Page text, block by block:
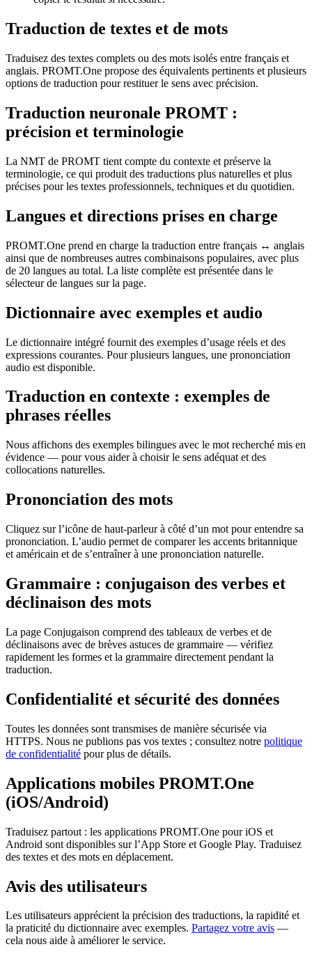
Traduction de textes et de mots
Traduisez des textes complets ou des mots isolés entre français et
anglais. PROMT.One propose des équivalents pertinents et plusieurs
options de traduction pour restituer le sens avec précision.
Traduction neuronale PROMT :
précision et terminologie
La NMT de PROMT tient compte du contexte et préserve la
terminologie, ce qui produit des traductions plus naturelles et plus
précises pour les textes professionnels, techniques et du quotidien.
Langues et directions prises en charge
PROMT.One prend en charge la traduction entre français ↔ anglais
ainsi que de nombreuses autres combinaisons populaires, avec plus
de 20 langues au total. La liste complète est présentée dans le
sélecteur de langues sur la page.
Dictionnaire avec exemples et audio
Le dictionnaire intégré fournit des exemples d’usage réels et des
expressions courantes. Pour plusieurs langues, une prononciation
audio est disponible.
Traduction en contexte : exemples de
phrases réelles
Nous affichons des exemples bilingues avec le mot recherché mis en
évidence — pour vous aider à choisir le sens adéquat et des
collocations naturelles.
Prononciation des mots
Cliquez sur l’icône de haut-parleur à côté d’un mot pour entendre sa
prononciation. L’audio permet de comparer les accents britannique
et américain et de s’entraîner à une prononciation naturelle.
Grammaire : conjugaison des verbes et
déclinaison des mots
La page Conjugaison comprend des tableaux de verbes et de
déclinaisons avec de brèves astuces de grammaire — vérifiez
rapidement les formes et la grammaire directement pendant la
traduction.
Confidentialité et sécurité des données
Toutes les données sont transmises de manière sécurisée via
HTTPS. Nous ne publions pas vos textes ; consultez notre politique
de confidentialité pour plus de détails.
Applications mobiles PROMT.One
(iOS/Android)
Traduisez partout : les applications PROMT.One pour iOS et
Android sont disponibles sur l’App Store et Google Play. Traduisez
des textes et des mots en déplacement.
Avis des utilisateurs
Les utilisateurs apprécient la précision des traductions, la rapidité et
la praticité du dictionnaire avec exemples. Partagez votre avis —
cela nous aide à améliorer le service.